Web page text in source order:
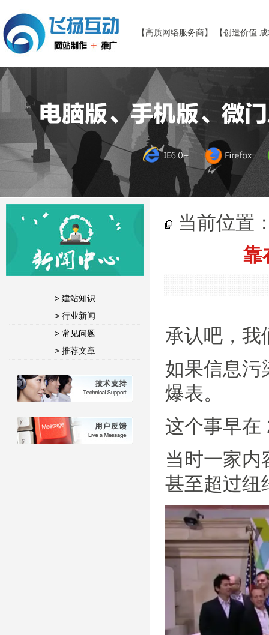
【高质网络服务商】 【创造价值
> 建站知识
> 行业新闻
> 常见问题
> 推荐文章
当前位置
靠
承认吧，我
如果信息污
爆表。
这个事早在
当时一家
甚至超过纽